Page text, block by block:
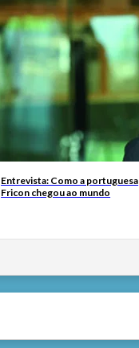
Entrevista: Como a portuguesa
Fricon chegou ao mundo